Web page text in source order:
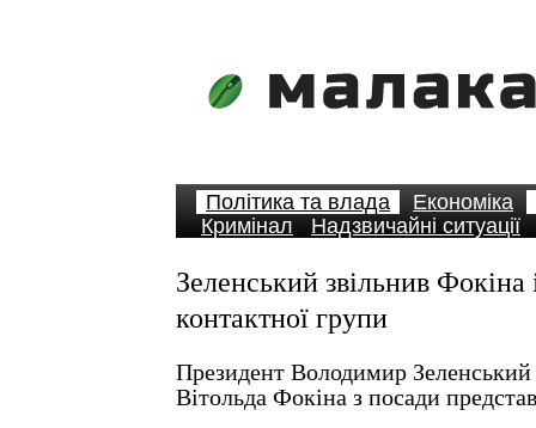
Політика та влада
Економіка
Кримінал
Надзвичайні ситуації
Зеленський звільнив Фокіна
контактної групи
Президент Володимир
Вітольда Фокіна з посади